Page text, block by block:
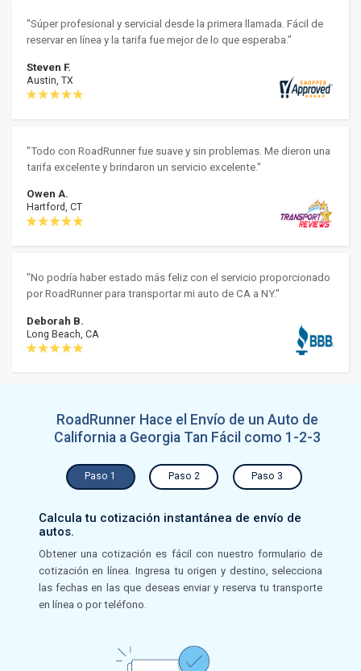
"Súper profesional y servicial desde la primera llamada. Fácil de
reservar en línea y la tarifa fue mejor de lo que esperaba."
Steven F.
Austin, TX
"Todo con RoadRunner fue suave y sin problemas. Me dieron una
tarifa excelente y brindaron un servicio excelente."
Owen A.
Hartford, CT
"No podría haber estado más feliz con el servicio proporcionado
por RoadRunner para transportar mi auto de CA a NY."
Deborah B.
Long Beach, CA
RoadRunner Hace el Envío de un Auto de
California a Georgia Tan Fácil como 1-2-3
Paso 1 Paso 2 Paso 3
Calcula tu cotización instantánea de envío de
autos.
Obtener una cotización es fácil con nuestro formulario de
cotización en línea. Ingresa tu origen y destino, selecciona
las fechas en las que deseas enviar y reserva tu transporte
en línea o por teléfono.